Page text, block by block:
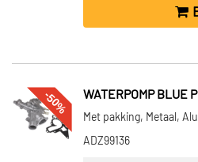
-50% WATERPOMP BLUE
Met pakking, Metaal,
ADZ99136